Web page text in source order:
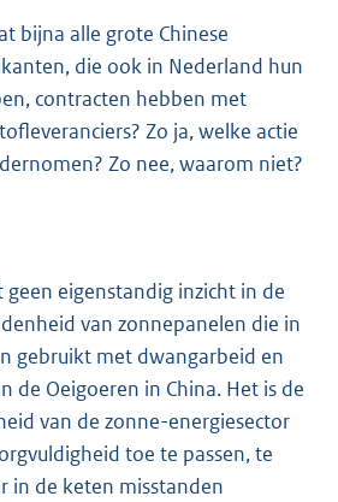
bijna alle grote Chinese
die ook in Nederland hun
contracten hebben met
Zo ja, welke actie
Zo nee, waarom niet?
eigenstandig inzicht in de
van zonnepanelen die in
gebruikt met dwangarbeid en
de Oeigoeren in China. Het is de
van de zonne-energiesector
toe te passen, te
in de keten misstanden